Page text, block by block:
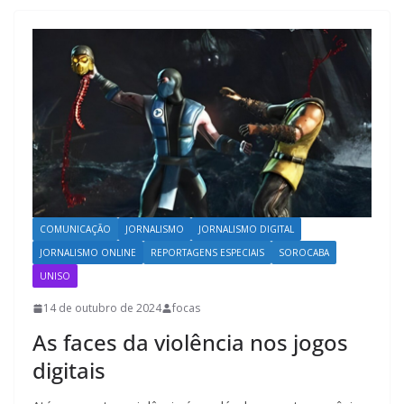
COMUNICAÇÃO JORNALISMO
JORNALISMO DIGITAL
JORNALISMO ONLINE
REPORTAGENS ESPECIAIS
SOROCABA
UNISO
14 de outubro de 2024 focas
As faces da violência nos jogos
digitais